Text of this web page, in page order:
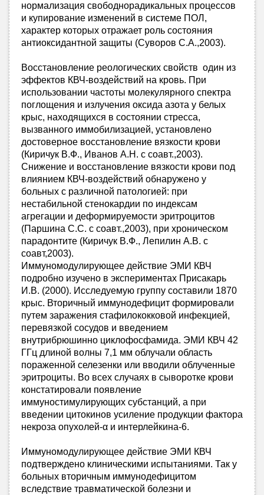
нормализация свободнорадикальных процессов
и купирование изменений в системе ПОЛ,
характер которых отражает роль состояния
антиоксидантной защиты (Суворов С.А.,2003).
Восстановление реологических свойств один из
эффектов КВЧ-воздействий на кровь. При
использовании частоты молекулярного спектра
поглощения и излучения оксида азота у белых
крыс, находящихся в состоянии стресса,
вызванного иммобилизацией, установлено
достоверное восстановление вязкости крови
(Киричук В.Ф., Иванов А.Н. с соавт.,2003).
Снижение и восстановление вязкости крови под
влиянием КВЧ-воздействий обнаружено у
больных с различной патологией: при
нестабильной стенокардии по индексам
агрегации и деформируемости эритроцитов
(Паршина С.С. с соавт.,2003), при хроническом
парадонтите (Киричук В.Ф., Лепилин А.В. с
соавт,2003).
Иммуномодулирующее действие ЭМИ КВЧ
подробно изучено в экспериментах Присакарь
И.В. (2000). Исследуемую группу составили 1870
крыс. Вторичный иммунодефицит формировали
путем заражения стафилококковой инфекцией,
перевязкой сосудов и введением
внутрибрюшинно циклофосфамида. ЭМИ КВЧ 42
ГГц длиной волны 7,1 мм облучали область
пораженной селезенки или вводили облученные
эритроциты. Во всех случаях в сыворотке крови
констатировали появление
иммуностимулирующих субстанций, а при
введении цитокинов усиление продукции фактора
некроза опухолей-α и интерлейкина-6.
Иммуномодулирующее действие ЭМИ КВЧ
подтверждено клиническими испытаниями. Так у
больных вторичным иммунодефицитом
вследствие травматической болезни и